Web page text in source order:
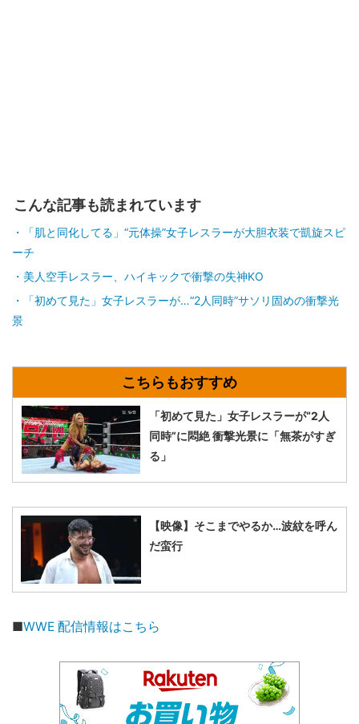
こんな記事も読まれています
「肌と同化してる」“元体操”女子レスラーが大胆衣装で凱旋スピ
ーチ
美人空手レスラー、ハイキックで衝撃の失神KO
「初めて見た」女子レスラーが…“2人同時”サソリ固めの衝撃光
景
「初めて見た」女子レスラーが“2人
同時”に悶絶 衝撃光景に「無茶がすぎ
る」
【映像】そこまでやるか…波紋を呼ん
だ蛮行
■WWE 配信情報はこちら